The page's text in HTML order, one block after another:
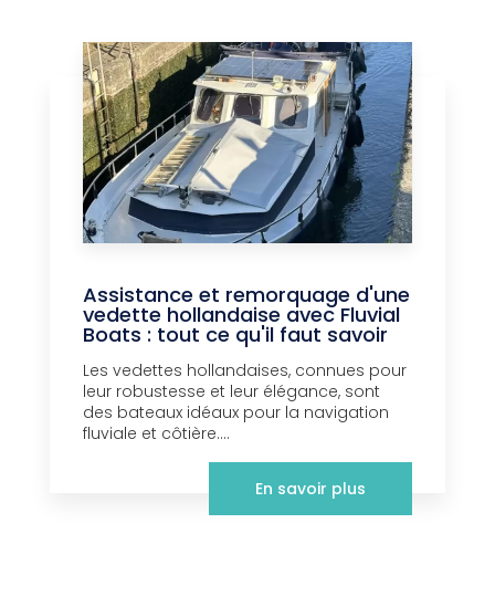
Assistance et remorquage d'une
vedette hollandaise avec Fluvial
Boats : tout ce qu'il faut savoir
Les vedettes hollandaises, connues pour
leur robustesse et leur élégance, sont
des bateaux idéaux pour la navigation
fluviale et côtière....
En savoir plus